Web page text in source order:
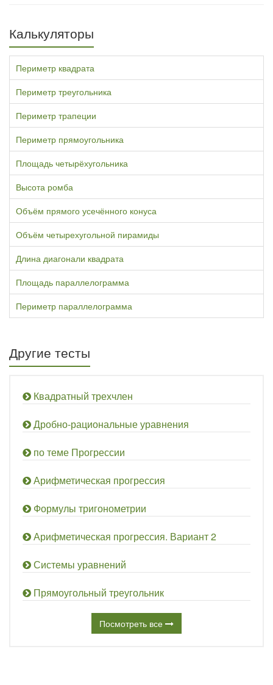
Калькуляторы
Периметр квадрата
Периметр треугольника
Периметр трапеции
Периметр прямоугольника
Площадь четырёхугольника
Высота ромба
Объём прямого усечённого конуса
Объём четырехугольной пирамиды
Длина диагонали квадрата
Площадь параллелограмма
Периметр параллелограмма
Другие тесты
Квадратный трехчлен
Дробно-рациональные уравнения
по теме Прогрессии
Арифметическая прогрессия
Формулы тригонометрии
Арифметическая прогрессия. Вариант 2
Системы уравнений
Прямоугольный треугольник
Посмотреть все